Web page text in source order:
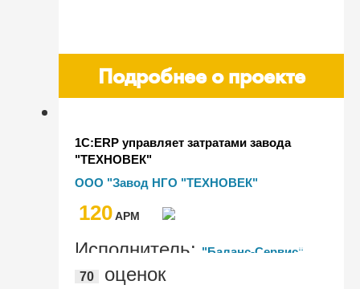
Подробнее о проекте
1С:ERP управляет затратами завода
"ТЕХНОВЕК"
ООО "Завод НГО "ТЕХНОВЕК"
120AРМ
Исполнитель: "Баланс-Сервис"
70
оценок